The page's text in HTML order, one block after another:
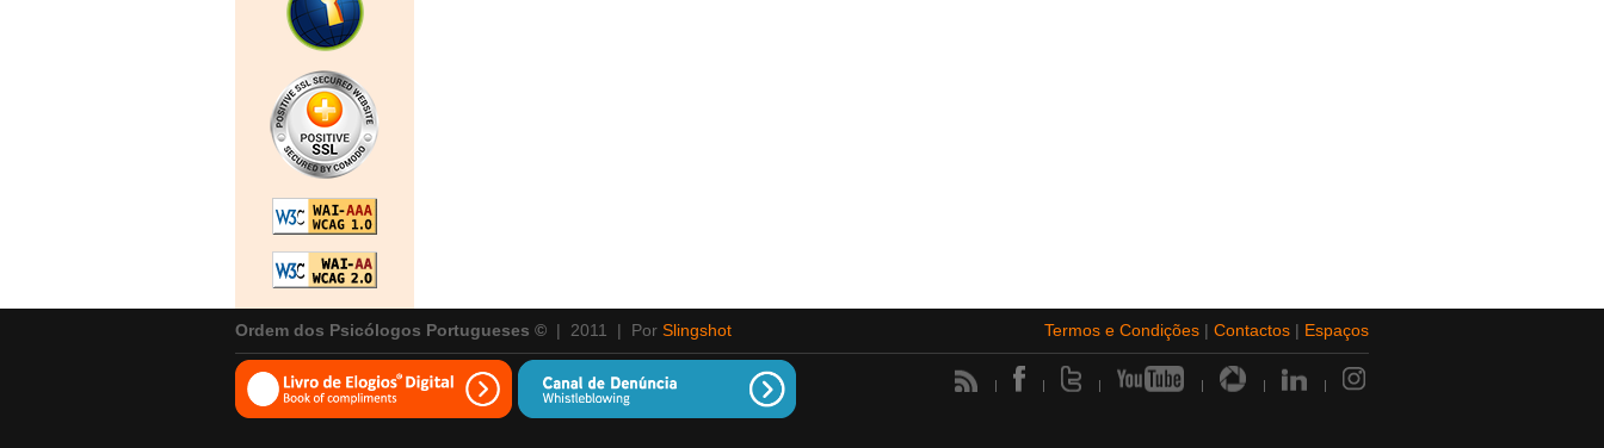
Ordem dos Psicólogos Portugueses © | 2011 | Por Slingshot Termos e Condições | Contactos | Espaços